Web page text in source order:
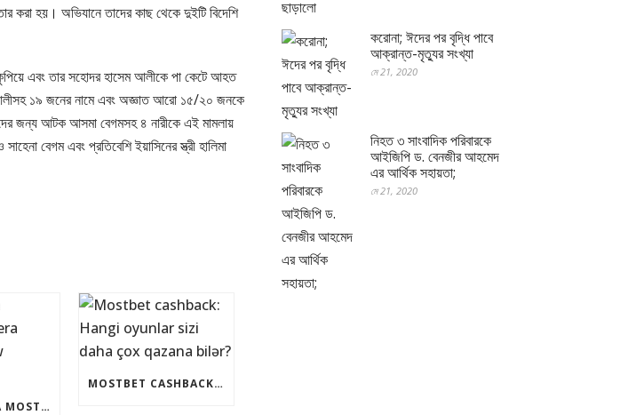
হয়। অভিযানে তাদের কাছ থেকে দুইটি বিদেশি
এবং তার সহোদর হাসেম আলীকে পা কেটে আহত
১৯ জনের নামে এবং অজ্ঞাত আরো ১৫/২০ জনকে
জন্য আটক আসমা বেগমসহ ৪ নারীকে এই মামলায়
বেগম এবং প্রতিবেশি ইয়াসিনের স্ত্রী হালিমা
JAK APLIKACJA MOSTBET WSPIERA UŻYTKOWNIKÓW ANDROIDA?
MOSTBET CASHBACK: HANGI OYUNLAR SIZI DAHA ÇOX QAZANA BILƏR?
করোনা; ঈদের পর বৃদ্ধি পাবে
আক্রান্ত-মৃত্যুর সংখ্যা
মে 21, 2020
নিহত ৩ সাংবাদিক পরিবারকে
আইজিপি ড. বেনজীর আহমেদ
এর আর্থিক সহায়তা;
মে 21, 2020